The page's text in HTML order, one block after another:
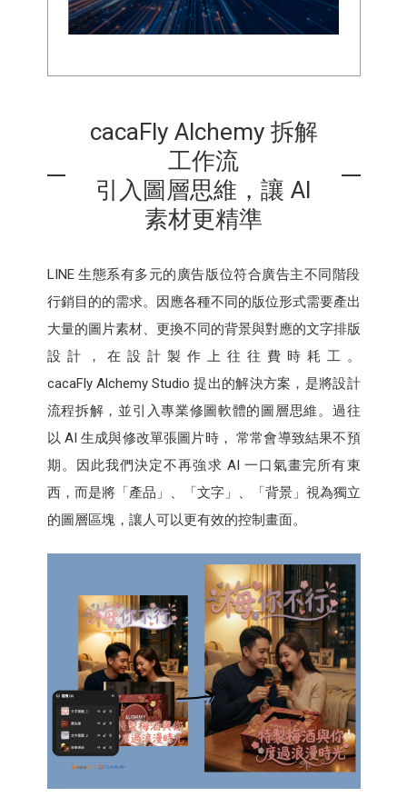
cacaFly Alchemy 拆解
工作流
引入圖層思維，讓 AI
素材更精準
LINE 生態系有多元的廣告版位符合廣告主不同階段
行銷目的的需求。因應各種不同的版位形式需要產出
大量的圖片素材、更換不同的背景與對應的文字排版
設計，在設計製作上往往費時耗工。
cacaFly Alchemy Studio 提出的解決方案，是將設計
流程拆解，並引入專業修圖軟體的圖層思維。過往
以 AI 生成與修改單張圖片時， 常常會導致結果不預
期。因此我們決定不再強求 AI 一口氣畫完所有東
西，而是將「產品」、「文字」、「背景」視為獨立
的圖層區塊，讓人可以更有效的控制畫面。